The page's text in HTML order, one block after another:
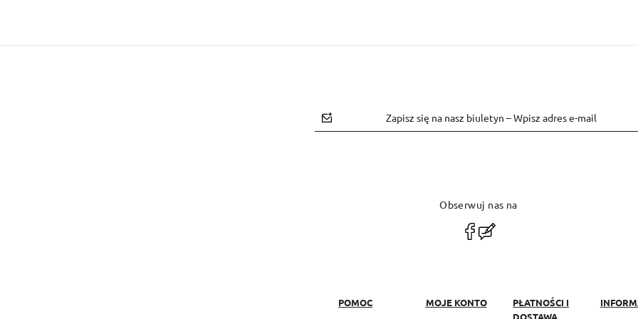
Zapisz się na nasz biuletyn – Wpisz adres e-mail
Obserwuj nas na
POMOC MOJE KONTO
PŁATNOŚCI I
DOSTAWA